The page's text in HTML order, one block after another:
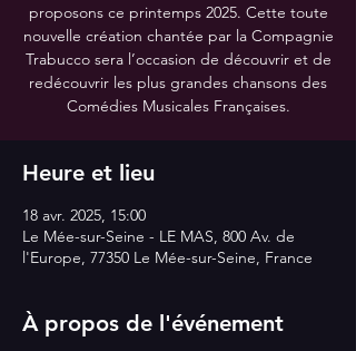
proposons ce printemps 2025. Cette toute
nouvelle création chantée par la Compagnie
Trabucco sera l’occasion de découvrir et de
redécouvrir les plus grandes chansons des
Comédies Musicales Françaises.
Heure et lieu
18 avr. 2025, 15:00
Le Mée-sur-Seine - LE MAS, 800 Av. de
l'Europe, 77350 Le Mée-sur-Seine, France
À propos de l'événement